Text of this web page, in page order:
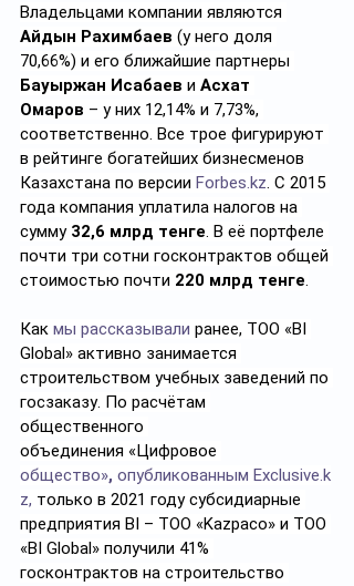
Владельцами компании являются
Айдын Рахимбаев (у него доля
70,66%) и его ближайшие партнеры
Бауыржан Исабаев и Асхат
Омаров – у них 12,14% и 7,73%,
соответственно. Все трое фигурируют
в рейтинге богатейших бизнесменов
Казахстана по версии Forbes.kz. С 2015
года компания уплатила налогов на
сумму 32,6 млрд тенге. В её портфеле
почти три сотни госконтрактов общей
стоимостью почти 220 млрд тенге.
Как мы рассказывали ранее, ТОО «BI
Global» активно занимается
строительством учебных заведений по
госзаказу. По расчётам
общественного
объединения «Цифровое
общество», опубликованным Exclusive.k
z, только в 2021 году субсидиарные
предприятия BI – TOO «Kazpaco» и ТОО
«BI Global» получили 41%
госконтрактов на строительство